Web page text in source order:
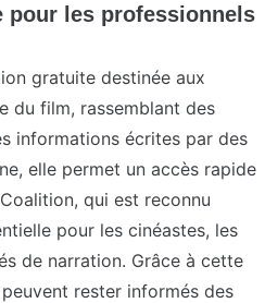
pour les professionnels
gratuite destinée aux
du film, rassemblant des
informations écrites par des
elle permet un accès rapide
qui est reconnu
pour les cinéastes, les
de narration. Grâce à cette
rester informés des